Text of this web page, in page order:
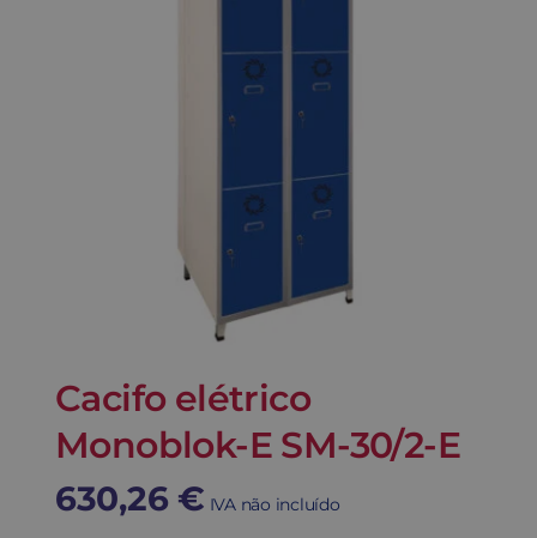
Cacifo elétrico
Monoblok-E SM-30/2-E
630,26 € IVA não incluído